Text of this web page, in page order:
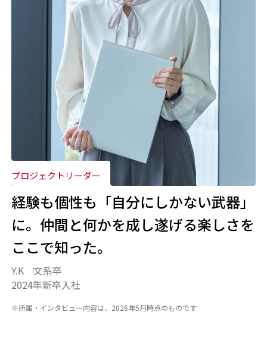
プロジェクトリーダー
経験も個性も「自分にしかない武器」
に。仲間と何かを成し遂げる楽しさを
ここで知った。
Y.K
文系卒
2024年新卒入社
※所属・インタビュー内容は、2026年5月時点のものです